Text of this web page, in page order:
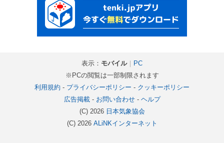
表示： モバイル｜ PC
※PCの閲覧は一部制限されます
利用規約 - プライバシーポリシー - クッキーポリシー
広告掲載- お問い合わせ- ヘルプ
(C) 2026 日本気象協会
(C) 2026 ALiNKインターネット